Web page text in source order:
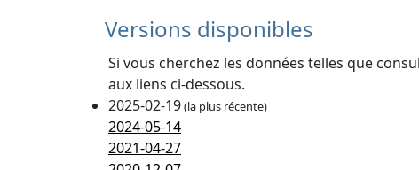
Versions disponibles
Si vous cherchez les données telles que
aux liens ci-dessous.
2025-02-19(la plus récente)
2024-05-14
2021-04-27